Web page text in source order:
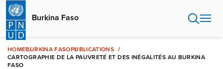
Aller
contenu
principal
Burkina Faso
HOMEBURKINA FASOPUBLICATIONS
CARTOGRAPHIE DE LA PAUVRETÉ ET DES INÉGALITÉS AU BURKINA
FASO